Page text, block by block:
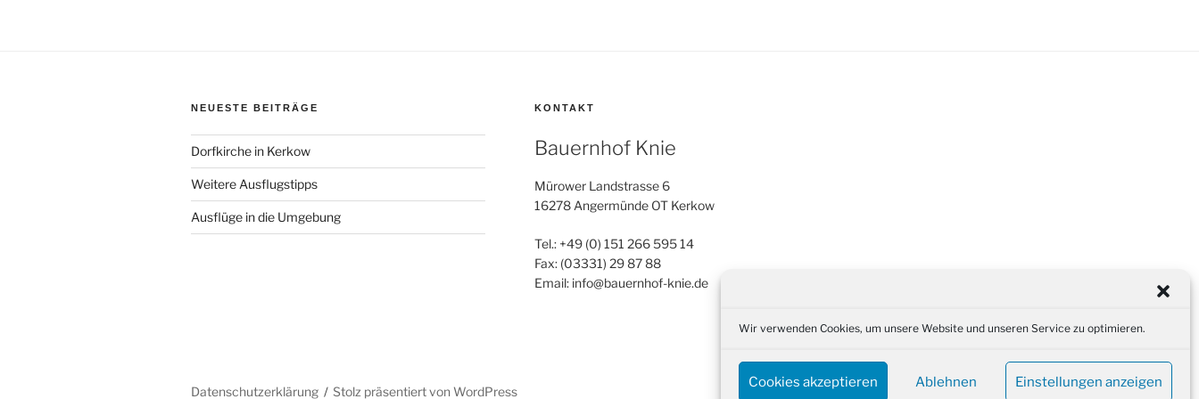
Wir verwenden Cookies, um unsere Website und unseren Service zu optimieren.
Cookies akzeptieren Ablehnen Einstellungen anzeigen
NEUESTE BEITRÄGE
Dorfkirche in Kerkow
Weitere Ausflugstipps
Ausflüge in die Umgebung
KONTAKT
Bauernhof Knie
Mürower Landstrasse 6
16278 Angermünde OT Kerkow
Tel.: +49 (0) 151 266 595 14
Fax: (03331) 29 87 88
Email: info@bauernhof-knie.de
Datenschutzerklärung Stolz präsentiert von WordPress